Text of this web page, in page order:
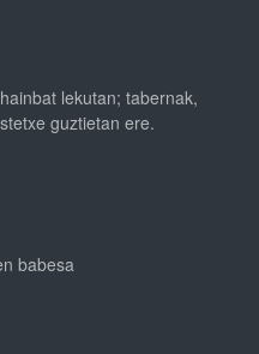
lekutan; tabernak,
guztietan ere.
babesa